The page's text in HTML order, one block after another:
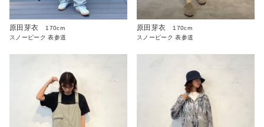
原田芽衣
170cm
スノーピーク 表参道
原田芽衣
170cm
スノーピーク 表参道